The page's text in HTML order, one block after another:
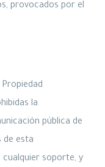
provocados por el
la
pública de
de esta
cualquier soporte, y